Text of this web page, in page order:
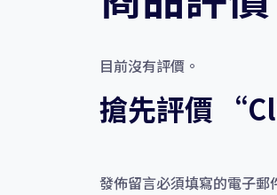
目前沒有評價。
搶先評價
發佈留言必須填寫的電子郵